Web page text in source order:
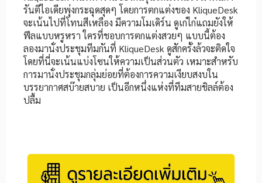
รันตีไอเดียพุ่งกระฉุดสุดๆ โดยการตกแต่งของ KliqueDesk
จะเน้นไปที่โทนสีเหลือง มีความโมเดิร์น ดูเก๋ไก๋แถมยังให้
ฟีลแบบหรูหรา ใครที่ชอบการตกแต่งสวยๆ แบบนี้ต้อง
ลองมานั่งประชุมทีมกันที่ KliqueDesk ดูสักครั้งล้วจะติดใจ
โดยที่นี่จะเน้นแบ่งโซนให้ความเป็นส่วนตัว เหมาะสำหรับ
การมานั่งประชุมกลุ่มย่อยที่ต้องการความเงียบสงบใน
บรรยากาศสบ๊ายสบาย เป็นอีกหนึ่งแห่งที่ทีมสายชิลล์ต้อง
ปลื้ม